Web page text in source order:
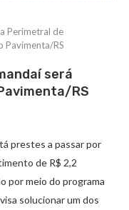
Perimetral de
Pavimenta/RS
será
RS
prestes a passar por
de R$ 2,2
por meio do programa
solucionar um dos